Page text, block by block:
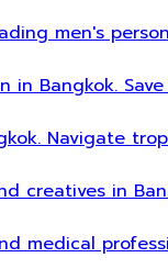
men's
in Bangkok.
Navigate
creatives in
medical